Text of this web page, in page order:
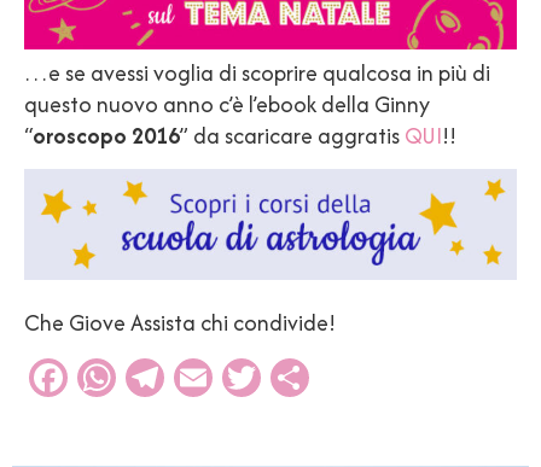
…e se avessi voglia di scoprire qualcosa in più di
questo nuovo anno c’è l’ebook della Ginny
“oroscopo 2016” da scaricare aggratisQUI!!
Che Giove Assista chi condivide!
Facebook
WhatsApp
Telegram
EmailTwitter